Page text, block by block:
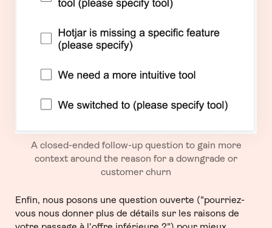
A closed-ended follow-up question to gain more
context around the reason for a downgrade or
customer churn
Enfin, nous posons une question ouverte ("pourriez-
vous nous donner plus de détails sur les raisons de